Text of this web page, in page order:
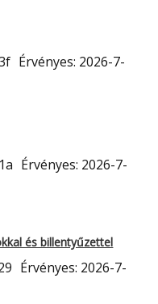
Érvényes: 2026-7-
Érvényes: 2026-7-
és billentyűzettel
Érvényes: 2026-7-